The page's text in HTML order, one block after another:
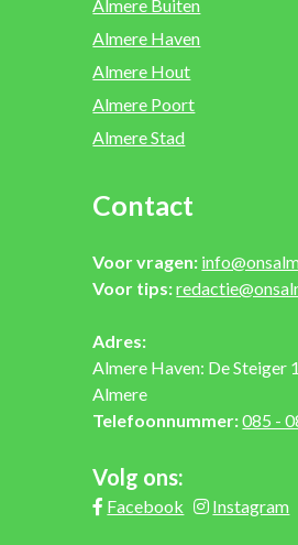
Almere Buiten
Almere Haven
Almere Hout
Almere Poort
Almere Stad
Contact
Voor vragen:
Voor tips:
Adres:
Almere Haven: De Steiger
Almere
Telefoonnummer:085 -
Volg ons:
Facebook Instagram